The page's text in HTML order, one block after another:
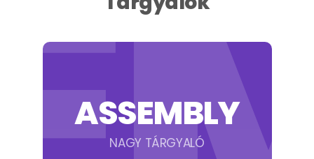
ASSEMBLY
NAGY TÁRGYALÓ